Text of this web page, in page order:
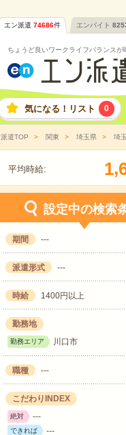
エン派遣 74686件 エンバイト
ちょうど良いワークライフバランスが
気になる！リスト 0
派遣TOP 関東 埼玉県 埼
平均時給: 1,
設定中の検索
期間 ---
派遣形式 ---
時給 1400円以上
勤務地
勤務エリア 川口市
職種 ---
こだわりINDEX
絶対 ---
できれば ---